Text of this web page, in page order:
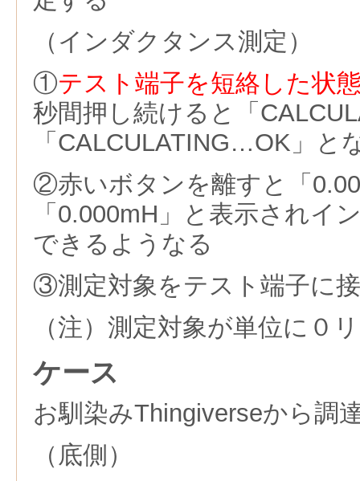
（インダクタンス測定）
①テスト端子を短絡した状
秒間押し続けると「
「CALCULATING…OK」と
②赤いボタンを離すと「
「0.000mH」と表示されイ
できるようなる
③測定対象をテスト端子に
（注）測定対象が単位に０
ケース
お馴染みThingiverseから調
（底側）